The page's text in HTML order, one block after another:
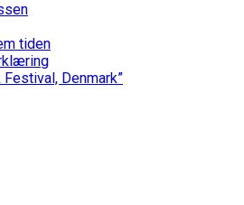
tiden
Denmark”